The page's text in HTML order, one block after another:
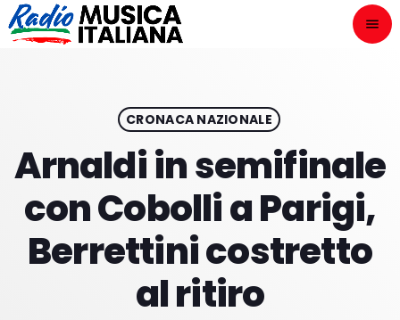
menu
play_arrow
CRONACA NAZIONALE
Arnaldi in semifinale
con Cobolli a Parigi,
Berrettini costretto
al ritiro